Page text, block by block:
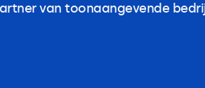
van toonaangevende